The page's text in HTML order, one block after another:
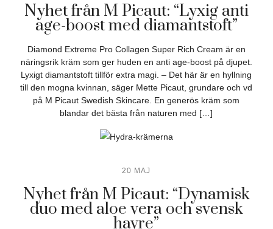
Nyhet från M Picaut: “Lyxig anti
age-boost med diamantstoft”
Diamond Extreme Pro Collagen Super Rich Cream är en
näringsrik kräm som ger huden en anti age-boost på djupet.
Lyxigt diamantstoft tillför extra magi. – Det här är en hyllning
till den mogna kvinnan, säger Mette Picaut, grundare och vd
på M Picaut Swedish Skincare. En generös kräm som
blandar det bästa från naturen med […]
20 MAJ
Nyhet från M Picaut: “Dynamisk
duo med aloe vera och svensk
havre”